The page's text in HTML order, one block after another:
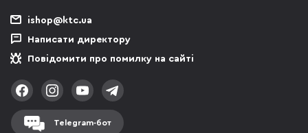
ishop@ktc.ua
Написати директору
Повідомити про помилку на сайті
Telegram-бот